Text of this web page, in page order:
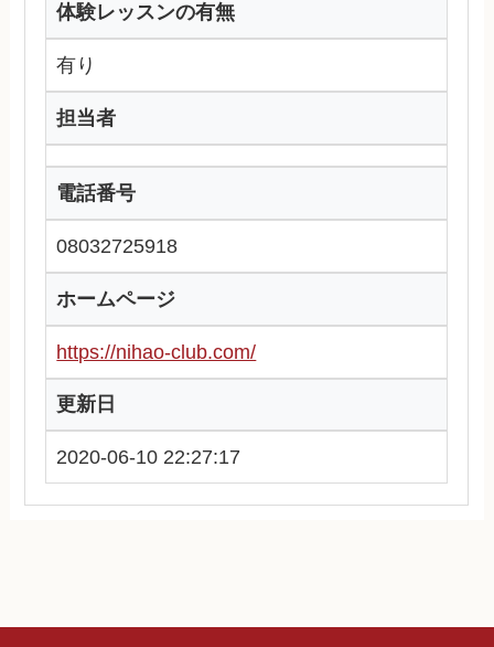
体験レッスンの有無
有り
担当者
電話番号
08032725918
ホームページ
https://nihao-club.com/
更新日
2020-06-10 22:27:17